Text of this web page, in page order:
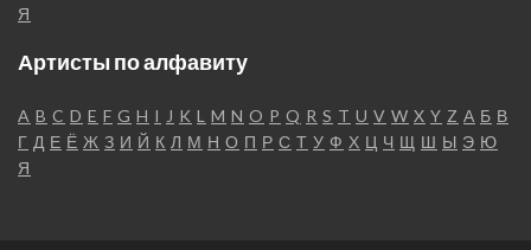
Я
Артисты по алфавиту
A B C D E F G H I J K L M N O P Q R S T U V W X Y Z А Б В
Г Д Е Ё Ж З И Й К Л М Н О П Р С Т У Ф Х Ц Ч Щ Ш Ы Э Ю
Я